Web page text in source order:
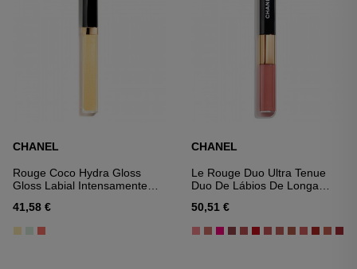
CHANEL
Rouge Coco Hydra Gloss
Gloss Labial Intensamente
41,58 €
CHANEL
Le Rouge Duo Ultra Tenue
Duo De Lábios De Longa
50,51 €